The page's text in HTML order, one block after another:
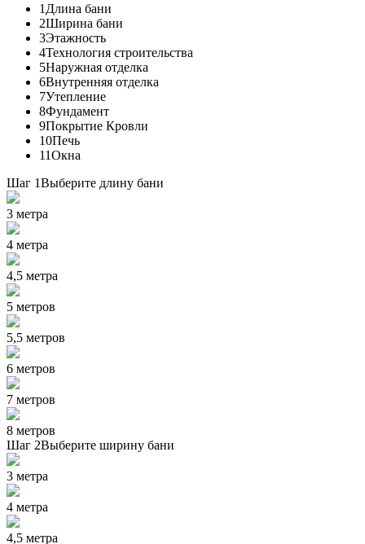
1 Длина бани
2Ширина бани
3Этажность
4Технология строительства
5Наружная отделка
6Внутренняя отделка
7Утепление
8Фундамент
9Покрытие Кровли
10Печь
11Окна
Шаг 1Выберите длину бани
3 метра
4 метра
4,5 метра
5 метров
5,5 метров
6 метров
7 метров
8 метров
Шаг 2Выберите ширину бани
3 метра
4 метра
4,5 метра